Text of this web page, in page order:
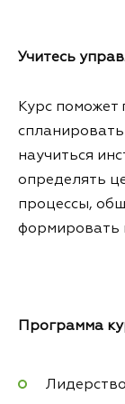
Учитесь
Курс поможет
научиться
определять
процессы,
формировать
Программа